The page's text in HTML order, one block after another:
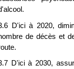
D'ici à 2020,
de décès et
D'ici à 2030,